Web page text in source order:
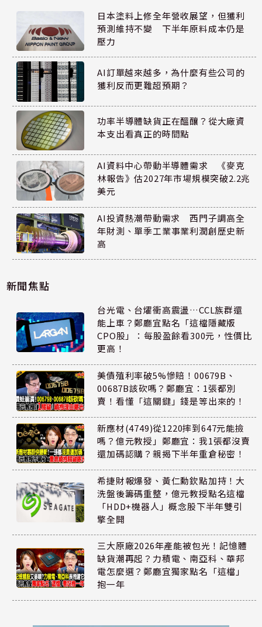
日本塗料上修全年營收展望，但獲利
預測維持不變 下半年原料成本仍是
壓力
AI訂單越來越多，為什麼有些公司的
獲利反而更難超預期？
功率半導體缺貨正在醞釀？從大廠資
本支出看真正的時間點
AI資料中心帶動半導體需求 《麥克
林報告》估2027年市場規模突破2.2兆
美元
AI投資熱潮帶動需求 西門子調高全
年財測、單季工業事業利潤創歷史新
高
新聞焦點
台光電、台燿衝高震盪…CCL族群還
能上車？鄭廳宜點名「這檔隱藏版
CPO股」：每股盈餘看300元，性價比
更高！
美債殖利率破5%慘賠！00679B、
00687B該砍嗎？鄭廳宜：1張都別
賣！看懂「這關鍵」錢是等出來的！
新應材(4749)從1220摔到647元能撿
嗎？億元教授」鄭廳宜：我1張都沒賣
還加碼認購？親揭下半年重倉秘密！
希捷財報爆發、黃仁勳欽點加持！大
洗盤後籌碼重整，億元教授點名這檔
「HDD+機器人」概念股下半年雙引
擎全開
三大原廠2026年產能被包光！記憶體
缺貨潮再起？力積電、南亞科、華邦
電怎麼選？鄭廳宜獨家點名「這檔」
抱一年